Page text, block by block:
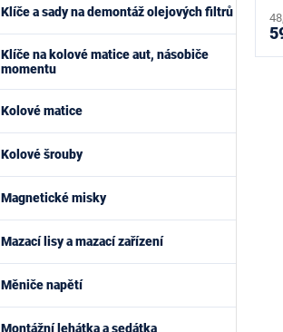
Klíče a sady na demontáž olejových filtrů
Klíče na kolové matice aut, násobiče
momentu
Kolové matice
Kolové šrouby
Magnetické misky
Mazací lisy a mazací zařízení
Měniče napětí
Montážní lehátka a sedátka